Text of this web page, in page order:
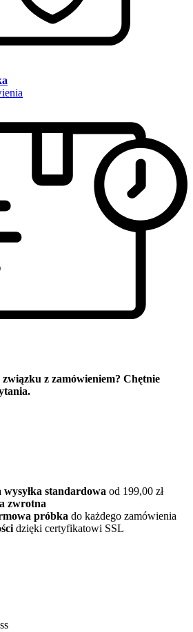
z zamówieniem? Chętnie
standardowa od 199,00 zł
zwrotna
próbka do każdego zamówienia
dzięki certyfikatowi SSL